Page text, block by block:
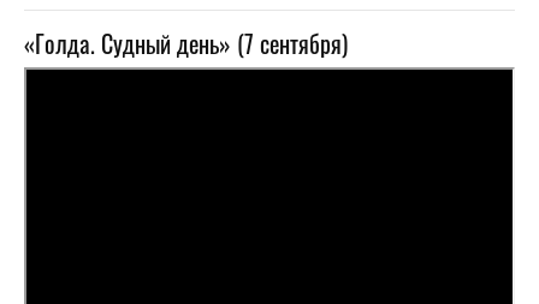
«Голда. Судный день» (7 сентября)